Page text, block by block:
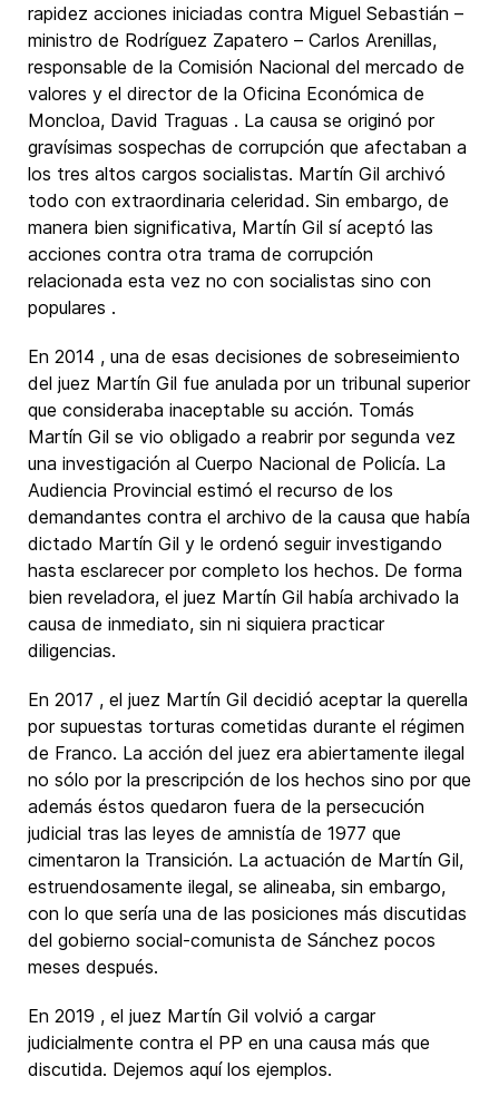
rapidez acciones iniciadas contra Miguel Sebastián –
ministro de Rodríguez Zapatero – Carlos Arenillas,
responsable de la Comisión Nacional del mercado de
valores y el director de la Oficina Económica de
Moncloa, David Traguas . La causa se originó por
gravísimas sospechas de corrupción que afectaban a
los tres altos cargos socialistas. Martín Gil archivó
todo con extraordinaria celeridad. Sin embargo, de
manera bien significativa, Martín Gil sí aceptó las
acciones contra otra trama de corrupción
relacionada esta vez no con socialistas sino con
populares .
En 2014 , una de esas decisiones de sobreseimiento
del juez Martín Gil fue anulada por un tribunal superior
que consideraba inaceptable su acción. Tomás
Martín Gil se vio obligado a reabrir por segunda vez
una investigación al Cuerpo Nacional de Policía. La
Audiencia Provincial estimó el recurso de los
demandantes contra el archivo de la causa que había
dictado Martín Gil y le ordenó seguir investigando
hasta esclarecer por completo los hechos. De forma
bien reveladora, el juez Martín Gil había archivado la
causa de inmediato, sin ni siquiera practicar
diligencias.
En 2017 , el juez Martín Gil decidió aceptar la querella
por supuestas torturas cometidas durante el régimen
de Franco. La acción del juez era abiertamente ilegal
no sólo por la prescripción de los hechos sino por que
además éstos quedaron fuera de la persecución
judicial tras las leyes de amnistía de 1977 que
cimentaron la Transición. La actuación de Martín Gil,
estruendosamente ilegal, se alineaba, sin embargo,
con lo que sería una de las posiciones más discutidas
del gobierno social-comunista de Sánchez pocos
meses después.
En 2019 , el juez Martín Gil volvió a cargar
judicialmente contra el PP en una causa más que
discutida. Dejemos aquí los ejemplos.